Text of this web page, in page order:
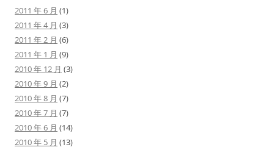
2011 年 6 月 (1)
2011 年 4 月 (3)
2011 年 2 月 (6)
2011 年 1 月 (9)
2010 年 12 月 (3)
2010 年 9 月 (2)
2010 年 8 月 (7)
2010 年 7 月 (7)
2010 年 6 月 (14)
2010 年 5 月 (13)